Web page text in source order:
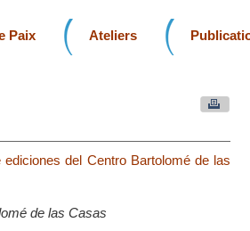
Paix Ateliers
del Centro Bartolomé de las
de las Casas